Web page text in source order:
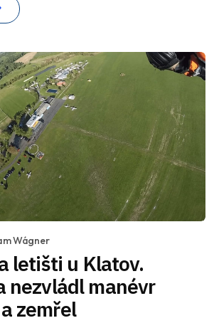
Wágner
letišti u Klatov.
nezvládl manévr
zemřel